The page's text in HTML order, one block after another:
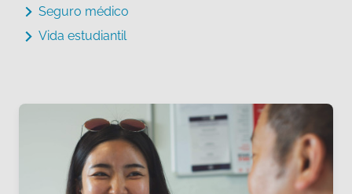
Seguro médico
Vida estudiantil